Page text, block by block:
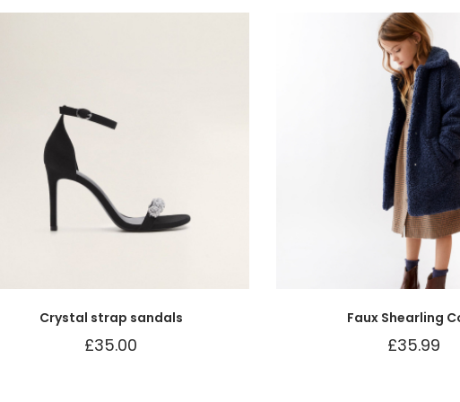
Crystal strap sandals
£35.00
Faux Shearling
£35.99